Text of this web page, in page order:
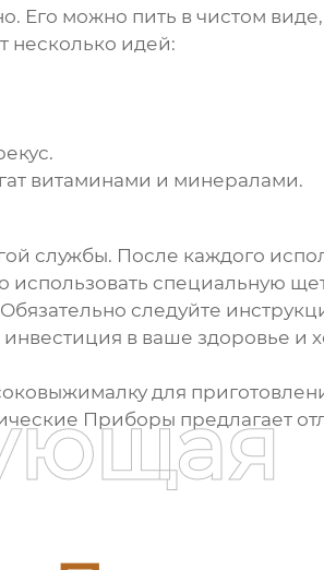
Его можно пить в чистом
несколько идей:
витаминами и минералами.
службы. После каждого
специальную
следуйте
инвестиция в ваше здоровье
для
Приборы предлагает